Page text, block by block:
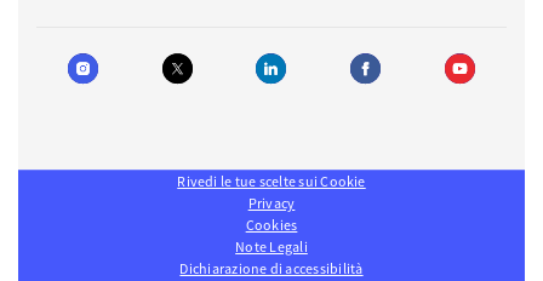
Rivedi le tue scelte sui Cookie
Privacy
Cookies
Note Legali
Dichiarazione di accessibilità